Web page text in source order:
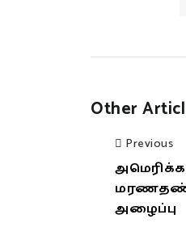
Other
Previous
அழைப்பு